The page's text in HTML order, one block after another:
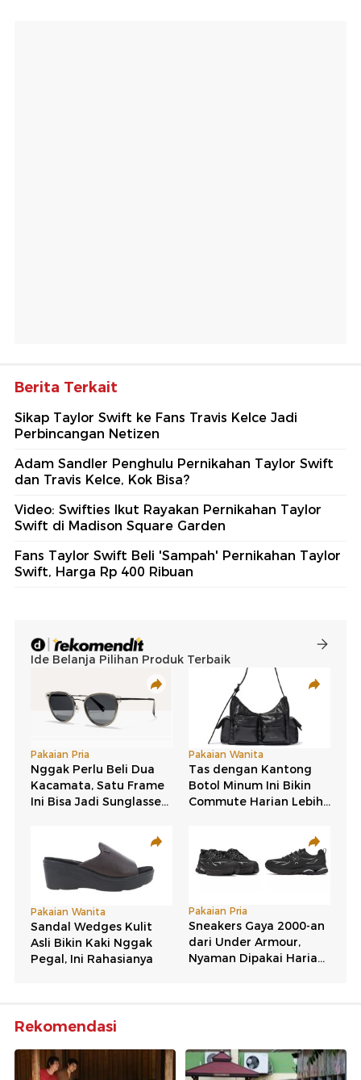
Berita Terkait
Sikap Taylor Swift ke Fans Travis Kelce Jadi
Perbincangan Netizen
Adam Sandler Penghulu Pernikahan Taylor Swift
dan Travis Kelce, Kok Bisa?
Video: Swifties Ikut Rayakan Pernikahan Taylor
Swift di Madison Square Garden
Fans Taylor Swift Beli 'Sampah' Pernikahan Taylor
Swift, Harga Rp 400 Ribuan
Rekomendasi